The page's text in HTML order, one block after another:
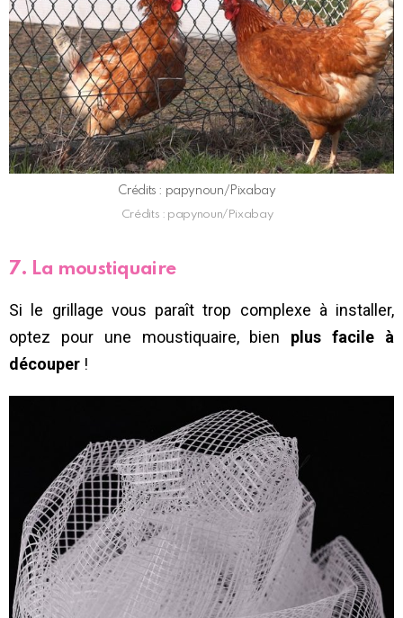
Crédits : papynoun/Pixabay
Crédits : papynoun/Pixabay
7. La moustiquaire
Si le grillage vous paraît trop complexe à installer,
optez pour une moustiquaire, bien plus facile à
découper !